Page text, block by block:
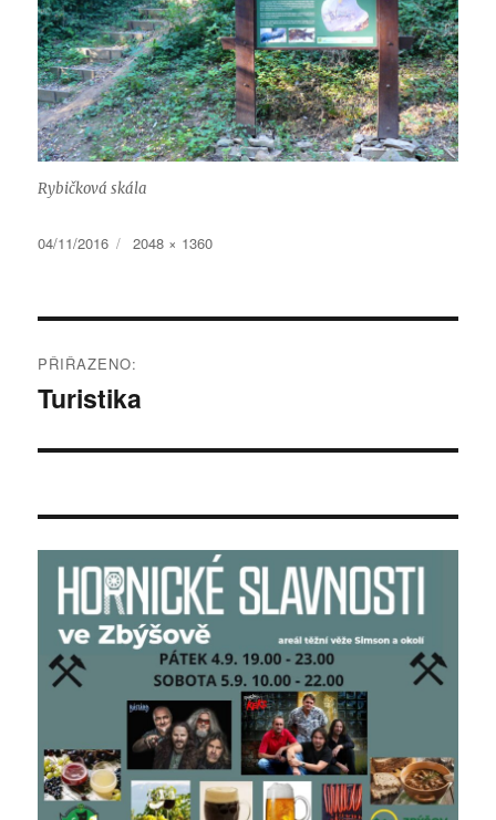
Rybičková skála
Publikováno:
04/11/2016
Původní
2048 × 1360
pro
PŘIŘAZENO:
Turistika